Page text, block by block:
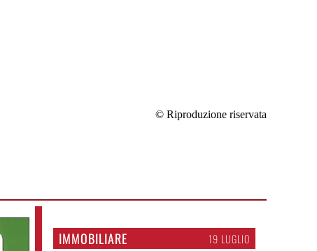
© Riproduzione riservata
IMMOBILIARE 19 LUGLIO